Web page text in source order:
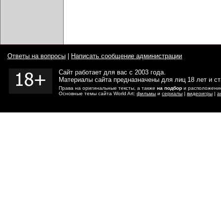
Ответы на вопросы Написать сообщение администрации
Сайт работает для вас с 2003 года.
Материалы сайта предназначены для лиц 18 лет и
Права на оригинальные тексты, а также на подбор и
Основные темы сайта World Art: фильмы и сериалы | видеоигры |